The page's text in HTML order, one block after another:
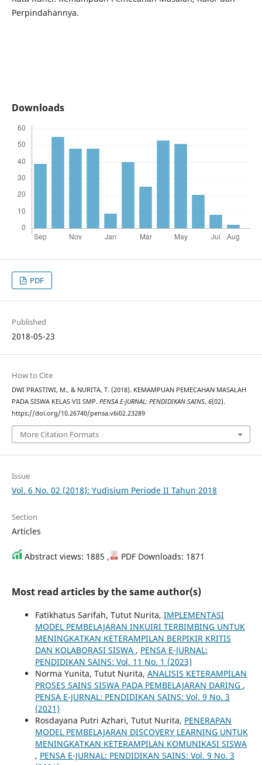
Perpindahannya.
Downloads
PDF
Published
2018-05-23
How to Cite
DWI PRASTIWI, M., & NURITA, T. (2018). KEMAMPUAN PEMECAHAN MASALAH
PADA SISWA KELAS VII SMP. PENSA E-JURNAL: PENDIDIKAN SAINS, 6(02).
https://doi.org/10.26740/pensa.v6i02.23289
More Citation Formats
Issue
Vol. 6 No. 02 (2018): Yudisium Periode II Tahun 2018
Section
Articles
Abstract views: 1885 , PDF Downloads: 1871
Most read articles by the same author(s)
Fatikhatus Sarifah, Tutut Nurita, IMPLEMENTASI
MODEL PEMBELAJARAN INKUIRI TERBIMBING UNTUK
MENINGKATKAN KETERAMPILAN BERPIKIR KRITIS
DAN KOLABORASI SISWA , PENSA E-JURNAL:
PENDIDIKAN SAINS: Vol. 11 No. 1 (2023)
Norma Yunita, Tutut Nurita, ANALISIS KETERAMPILAN
PROSES SAINS SISWA PADA PEMBELAJARAN DARING ,
PENSA E-JURNAL: PENDIDIKAN SAINS: Vol. 9 No. 3
(2021)
Rosdayana Putri Azhari, Tutut Nurita, PENERAPAN
MODEL PEMBELAJARAN DISCOVERY LEARNING UNTUK
MENINGKATKAN KETERAMPILAN KOMUNIKASI SISWA
, PENSA E-JURNAL: PENDIDIKAN SAINS: Vol. 9 No. 3